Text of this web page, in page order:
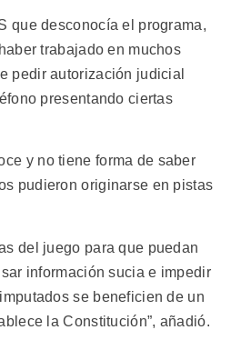
que desconocía el programa,
trabajado en muchos
pedir autorización judicial
presentando ciertas
y no tiene forma de saber
pudieron originarse en pistas
del juego para que puedan
información sucia e impedir
se beneficien de un
la Constitución”, añadió.